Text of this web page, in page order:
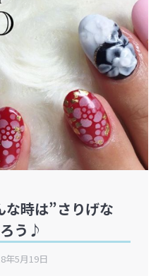
時は”さりげな
う♪
年5月19日